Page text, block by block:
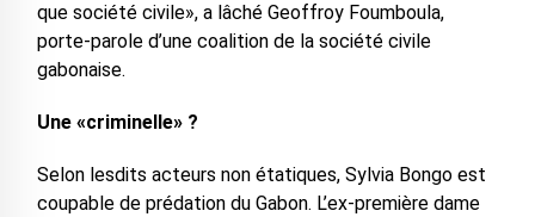
que société civile», a lâché Geoffroy Foumboula,
porte-parole d’une coalition de la société civile
gabonaise.
Une «criminelle» ?
Selon lesdits acteurs non étatiques, Sylvia Bongo est
coupable de prédation du Gabon. L’ex-première dame